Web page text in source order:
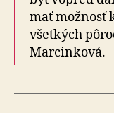
mať možnosť
všetkých
Marcinková.